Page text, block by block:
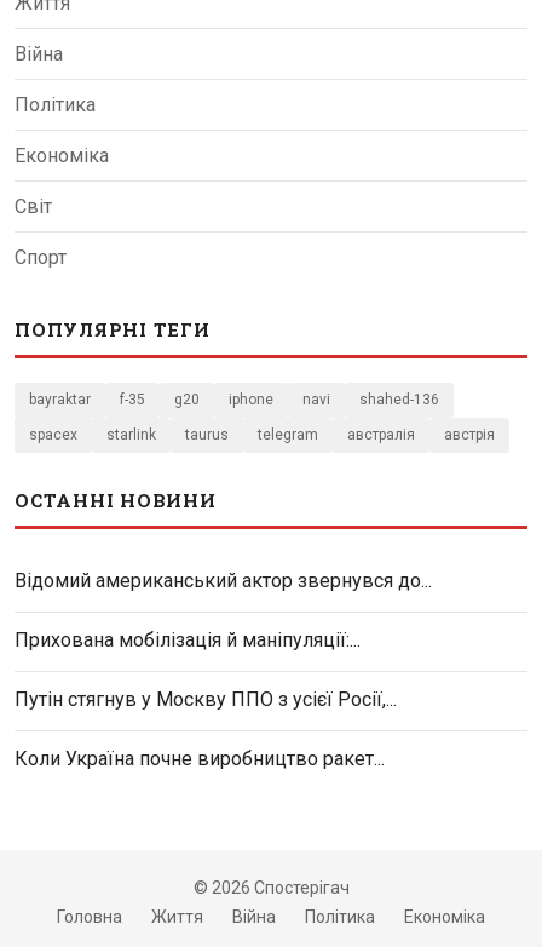
Війна
Політика
Економіка
Світ
Спорт
ПОПУЛЯРНІ ТЕГИ
bayraktar f-35 g20 iphone navi shahed-136
spacex starlink taurus telegram австралія австрія
ОСТАННІ НОВИНИ
Відомий американський актор звернувся до...
Прихована мобілізація й маніпуляції:...
Путін стягнув у Москву ППО з усієї Росії,...
Коли Україна почне виробництво ракет...
© 2026 Спостерігач
Головна
Життя Війна Політика Економіка